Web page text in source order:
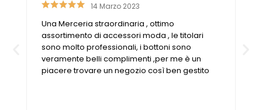
14 Marzo 2023
Una Merceria straordinaria , ottimo
assortimento di accessori moda , le titolari
sono molto professionali, i bottoni sono
veramente belli complimenti ,per me è un
piacere trovare un negozio così ben gestito